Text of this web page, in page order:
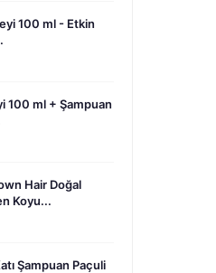
100 ml - Etkin
100 ml + Şampuan
Hair Doğal
Koyu...
Şampuan Paçuli